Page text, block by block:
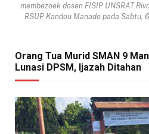
membezoek dosen FISIP UNSRAT
RSUP Kandou Manado pada Sabtu,
Orang Tua Murid SMAN 9
Lunasi DPSM, Ijazah Ditahan